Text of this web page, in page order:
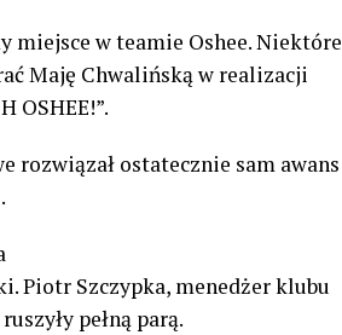
w teamie Oshee. Niektóre
Maję Chwalińską w realizacji
OSHEE!”.
rozwiązał ostatecznie sam awans
Piotr Szczypka, menedżer klubu
pełną parą.